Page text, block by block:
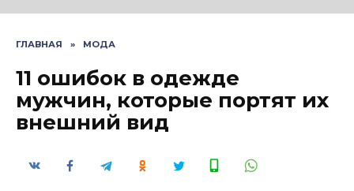
ГЛАВНАЯ » МОДА
11 ошибок в одежде
мужчин, которые портят их
внешний вид